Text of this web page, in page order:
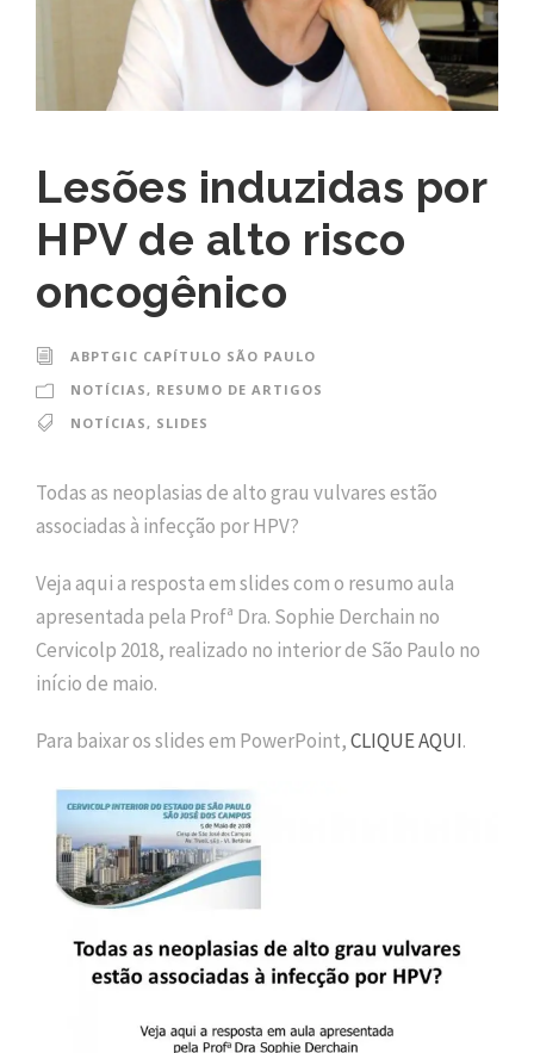
Lesões induzidas por
HPV de alto risco
oncogênico
ABPTGIC CAPÍTULO SÃO PAULO
NOTÍCIAS, RESUMO DE ARTIGOS
NOTÍCIAS, SLIDES
Todas as neoplasias de alto grau vulvares estão
associadas à infecção por HPV?
Veja aqui a resposta em slides com o resumo aula
apresentada pela Profª Dra. Sophie Derchain no
Cervicolp 2018, realizado no interior de São Paulo no
início de maio.
Para baixar os slides em PowerPoint,CLIQUE AQUI.